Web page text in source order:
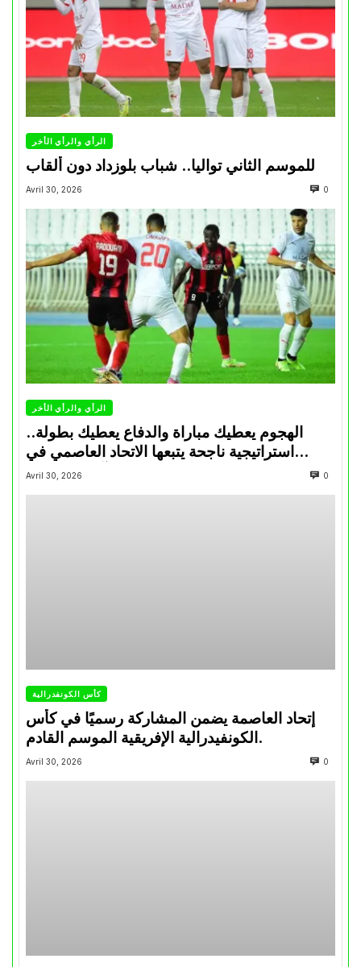
الرأي والرأي الأخر
للموسم الثاني تواليا.. شباب بلوزداد دون ألقاب
Avril 30, 2026 0
الرأي والرأي الأخر
الهجوم يعطيك مباراة والدفاع يعطيك بطولة..
استراتيجية ناجحة يتبعها الاتحاد العاصمي في
تتويجاته آخر السنوات
Avril 30, 2026 0
كأس الكونفدرالية
إتحاد العاصمة يضمن المشاركة رسميًا في كأس
الكونفيدرالية الإفريقية الموسم القادم.
Avril 30, 2026 0